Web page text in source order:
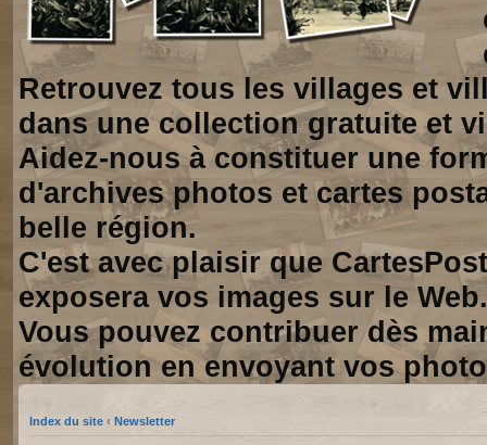
Retrouvez tous les villages et
dans une collection gratuite et
Aidez-nous à constituer une
d'archives photos et cartes
belle région.
C'est avec plaisir que
exposera vos images sur le Web.
Vous pouvez contribuer dès
évolution en envoyant vos
Index du site ‹ Newsletter